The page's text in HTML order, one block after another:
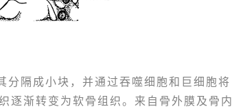
分隔成小块，并通过吞噬细胞和巨细胞将
逐渐转变为软骨组织。来自骨外膜及骨内